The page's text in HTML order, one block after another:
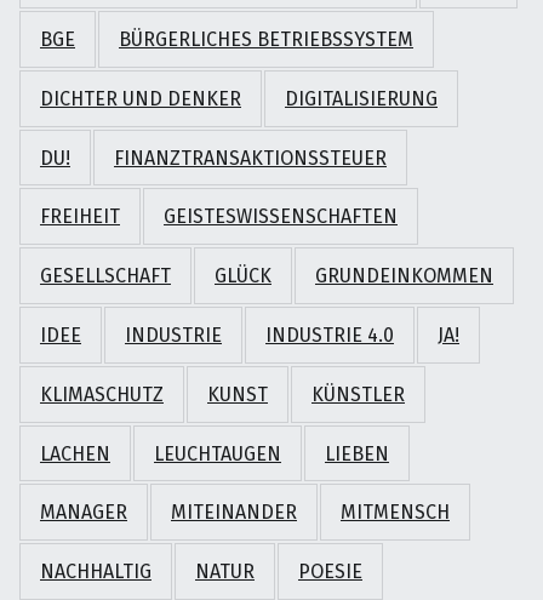
BGE BÜRGERLICHES BETRIEBSSYSTEM
DICHTER UND DENKER DIGITALISIERUNG
DU! FINANZTRANSAKTIONSSTEUER
FREIHEIT GEISTESWISSENSCHAFTEN
GESELLSCHAFT GLÜCK GRUNDEINKOMMEN
IDEE INDUSTRIE INDUSTRIE 4.0 JA!
KLIMASCHUTZ KUNST KÜNSTLER
LACHEN LEUCHTAUGEN LIEBEN
MANAGER MITEINANDER MITMENSCH
NACHHALTIG NATUR POESIE